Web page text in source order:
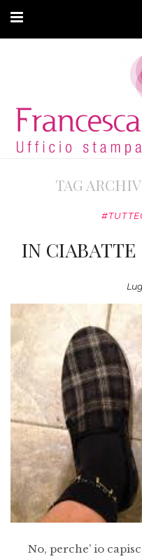
ARTICOLI
MODA ADATTIVA
CONTATTI
TAG
IN
No, perche’ io